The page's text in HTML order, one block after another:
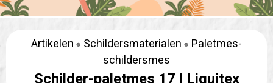
Artikelen Schildersmaterialen
Paletmes-
schildersmes